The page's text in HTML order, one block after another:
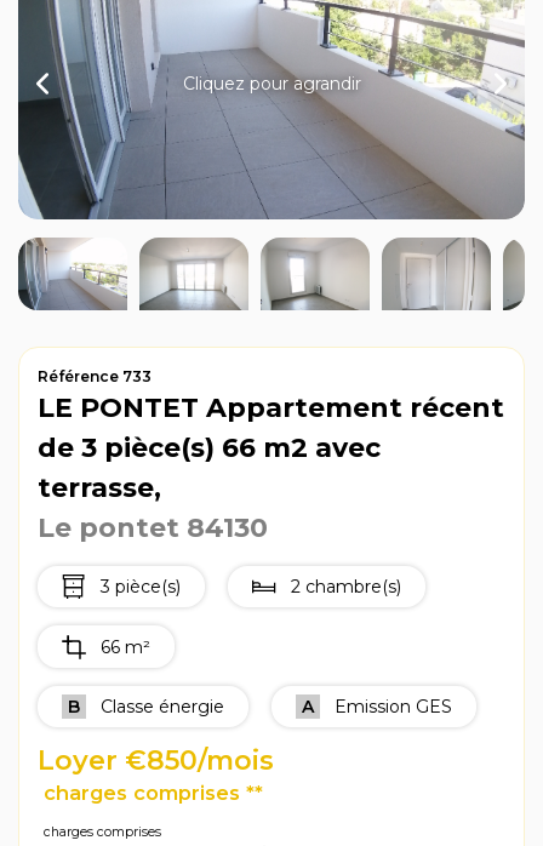
L'agence
Contact
Avis clients
Cliquez pour agrandir
Référence 733
LE PONTET Appartement récent
de 3 pièce(s) 66 m2 avec
terrasse,
Le pontet 84130
3 pièce(s) 2 chambre(s)
66 m²
B Classe énergie A Emission GES
Loyer €850/mois
charges comprises **
charges comprises